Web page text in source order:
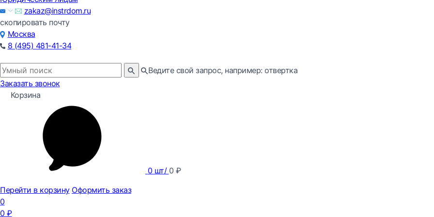
zakaz@instrdom.ru
скопировать почту
Москва
8 (495) 481-41-34
Ведите свой запрос, например: отвертка
Заказать звонок
Корзина
0 шт/ 0 ₽
Перейти в корзину Оформить заказ
0
0 ₽